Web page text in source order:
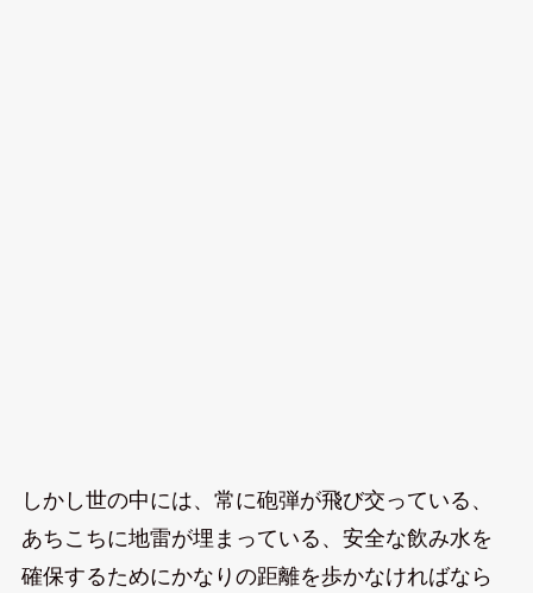
しかし世の中には、常に砲弾が飛び交っている、
あちこちに地雷が埋まっている、安全な飲み水を
確保するためにかなりの距離を歩かなければなら